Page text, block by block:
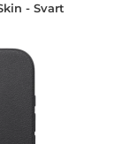
- Svart